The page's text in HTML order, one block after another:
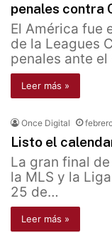
penales contra
El América fue
de la Leagues
penales ante
Leer más »
Once Digital
Listo el
La gran final
la MLS y la
25 de…
Leer más »